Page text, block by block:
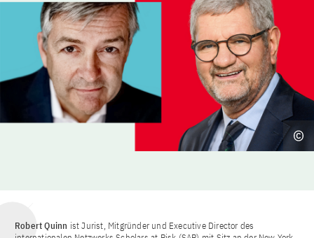
Robert Quinn ist Jurist, Mitgründer und Executive Director des